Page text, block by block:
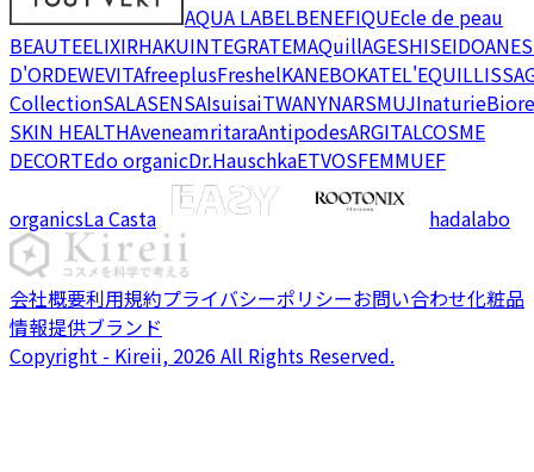
AQUA LABELBENEFIQUEcle de peau
BEAUTEELIXIRHAKUINTEGRATEMAQuillAGESHISEIDO
D'ORDEWEVITAfreeplusFreshelKANEBOKATEL'EQUIL
CollectionSALASENSAIsuisaiTWANYNARSMUJInaturieBiore
SKIN HEALTHAveneamritaraAntipodesARGITALCOSME
DECORTEdo organicDr.HauschkaETVOSFEMMUEF
organicsLa Casta hadalabo
会社概要利用規約プライバシーポリシーお問い合わせ化粧品
情報提供ブランド
Copyright - Kireii, 2026 All Rights Reserved.